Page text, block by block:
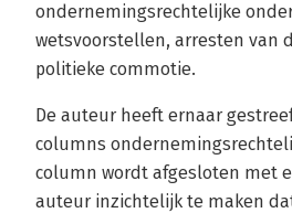
ondernemingsrechtelijke
wetsvoorstellen, arresten van
politieke commotie.
De auteur heeft ernaar
columns
column wordt afgesloten met
auteur inzichtelijk te maken